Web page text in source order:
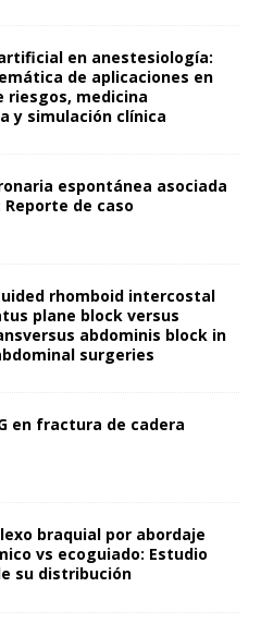
en anestesiología:
de aplicaciones en
riesgos, medicina
y simulación clínica
espontánea asociada
de caso
rhomboid intercostal
plane block versus
abdominis block in
surgeries
en fractura de cadera
braquial por abordaje
vs ecoguiado: Estudio
su distribución